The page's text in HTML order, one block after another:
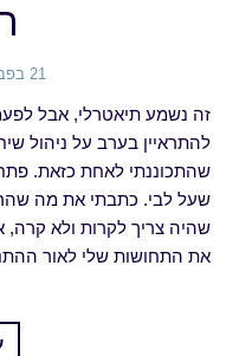
21 בפברואר 2021
זה נשמע תיאטרלי, אבל
להתראיין בערב על ניהול
שהתכוננתי לאחת כזאת.
שעל לבי. כתבתי את מה
שהיה צריך לקרות ולא
את התחושות שלי לאור